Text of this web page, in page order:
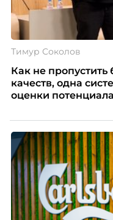
Тимур Соколов
Как не пропустить
качеств, одна
оценки потенциала